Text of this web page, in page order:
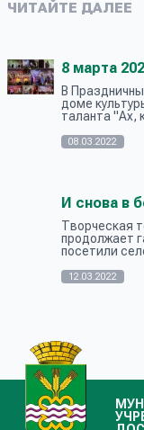
ЧИТАЙТЕ ДАЛЕЕ
8 марта
В
доме
таланта "Ах,
08.03.2022
И снова в
Творческая
продолжает
посетили
мест! В этих
12.03.2022